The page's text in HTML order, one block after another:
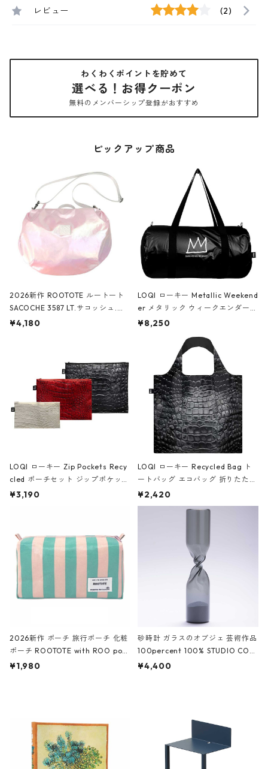
レビュー (2)
わくわくポイントを貯めて
選べる！お得クーポン
無料のメンバーシップ登録がおすすめ
ピックアップ商品
2026新作 ROOTOTE ルートート
SACOCHE 3587 LT.サコッシュ.ル
ミエ-B ショルダーバッグ グロスピ
¥4,180
LOQI ローキー Metallic Weekend
er メタリック ウィークエンダー
ボストンバッグ ショルダーバッグ
Black ジャン=ミッシェル・バスキ
ア/クラウン ブラック
¥8,250
LOQI ローキー Zip Pockets Recy
cled ポーチセット ジップポケット
ファスナーポーチ 撥水加工 トラベ
ーガンディー、オフホワイト
¥3,190
LOQI ローキー Recycled Bag ト
ートバッグ エコバッグ 折りたたみ
大きめ 撥水加工 収納ポーチ CRO
CODILE/Black クロコダイル/ブラ
¥2,420
2026新作 ポーチ 旅行ポーチ 化粧
ポーチ ROOTOTE with ROO pou
ch 3532 ルートート WR.ポーチ.ラ
¥1,980
砂時計 ガラスのオブジェ 芸術作品
100percent 100% STUDIO COH
AKU Timeless 100パーセント ス
¥4,400